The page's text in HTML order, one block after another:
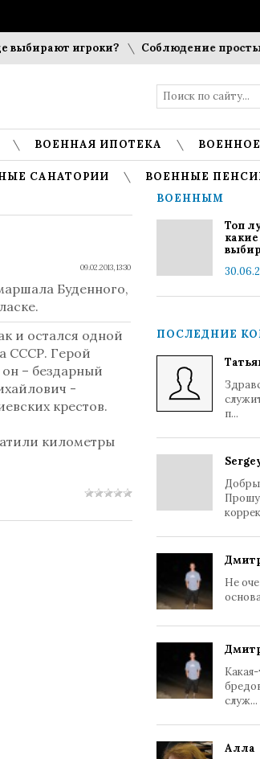
игроки? Соблюдение простых
ВОЕННАЯ ИПОТЕКА
САНАТОРИИ
ВОЕННЫЕ
09.02.2013, 13:30
Буденного,
и остался одной
СССР. Герой
– бездарный
-
крестов.
километры
ВОЕННЫМ
Топ
ПОСЛЕДНИЕ
п...
Прошу
Не
служ...
Алла